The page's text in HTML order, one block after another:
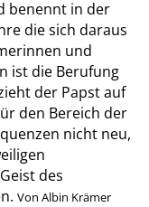
benennt in der
die sich daraus
und
ist die Berufung
der Papst auf
den Bereich der
nicht neu,
des
Von Albin Krämer